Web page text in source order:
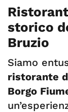
storico
Bruzio
Siamo
ristorante
Borgo